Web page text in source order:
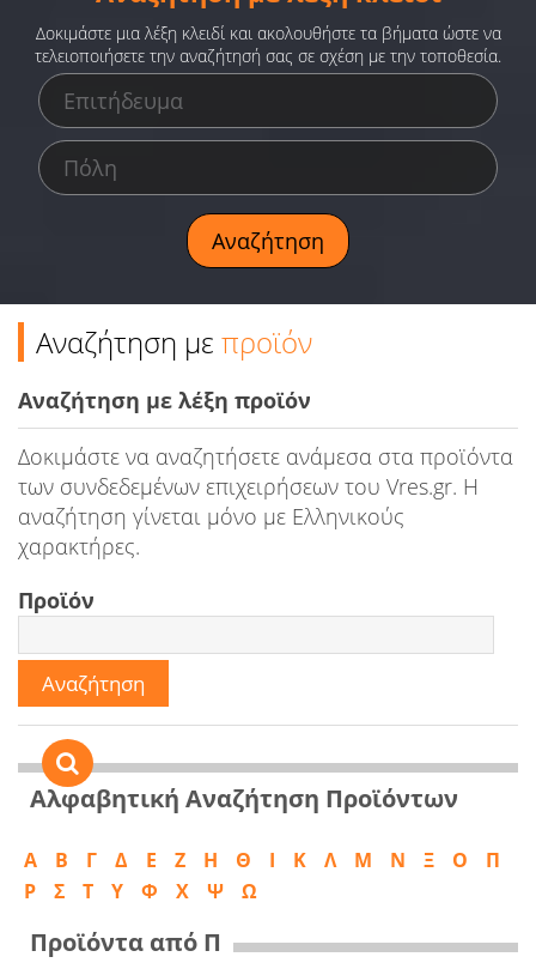
Ειδήσεις
Παιχνίδια
Ραδιόφωνο
Ταινίες
Δοκιμάστε μια λέξη κλειδί και ακολουθήστε τα βήματα ώστε να
τελειοποιήσετε την αναζήτησή σας σε σχέση με την τοποθεσία.
Αναζήτηση με προϊόν
Αναζήτηση με λέξη προϊόν
Δοκιμάστε να αναζητήσετε ανάμεσα στα προϊόντα
των συνδεδεμένων επιχειρήσεων του Vres.gr. Η
αναζήτηση γίνεται μόνο με Ελληνικούς
χαρακτήρες.
Προϊόν
Αλφαβητική Αναζήτηση Προϊόντων
Α B Γ Δ Ε Ζ Η Θ Ι Κ Λ Μ Ν Ξ Ο
Π
Ρ
Σ Τ Υ Φ Χ Ψ Ω
Προϊόντα από Π